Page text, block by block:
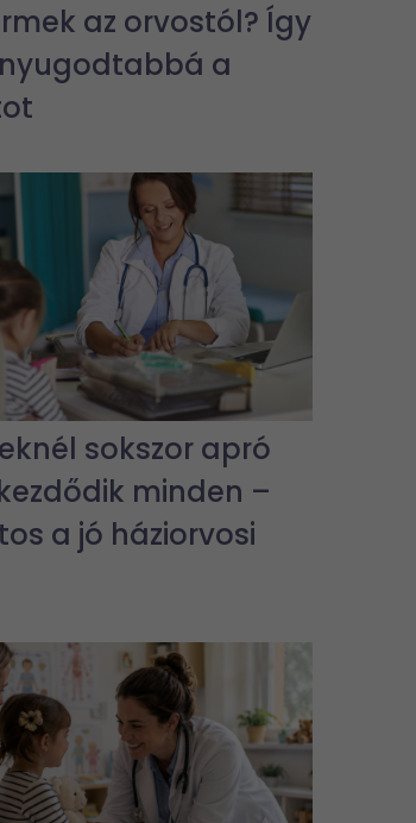
az orvostól? Így
nyugodtabbá a
sokszor apró
minden –
a jó háziorvosi